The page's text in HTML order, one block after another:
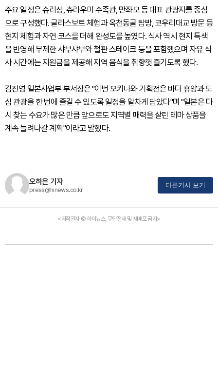
주요 일정은 슈리성, 츄라우미 수족관, 만좌모 등 대표 관광지를 중심
으로 구성했다. 글라스보트 체험과 옥천동굴 탐방, 코우리대교 방문 등
현지 체험과 자연 코스를 더해 완성도를 높였다. 식사 역시 현지 특색
을 반영해 무제한 샤부샤부와 철판 스테이크 등을 포함했으며 자유 식
사 시간에는 지원금을 제공해 지역 음식을 취향껏 즐기도록 했다.
김진영 일본사업부 부서장은 "이번 오키나와 기획전은 바다 휴양과 도
심 관광을 한 번에 즐길 수 있도록 일정을 알차게 담았다"며 "일본은 다
시 찾는 수요가 많은 만큼 앞으로도 지역별 매력을 살린 테마 상품을
계속 늘려나갈 계획"이라고 말했다.
오하은 기자
press@hinews.co.kr
다른기사 보기
<저작권자 © 하이뉴스, 무단전재 및 재배포 금지>